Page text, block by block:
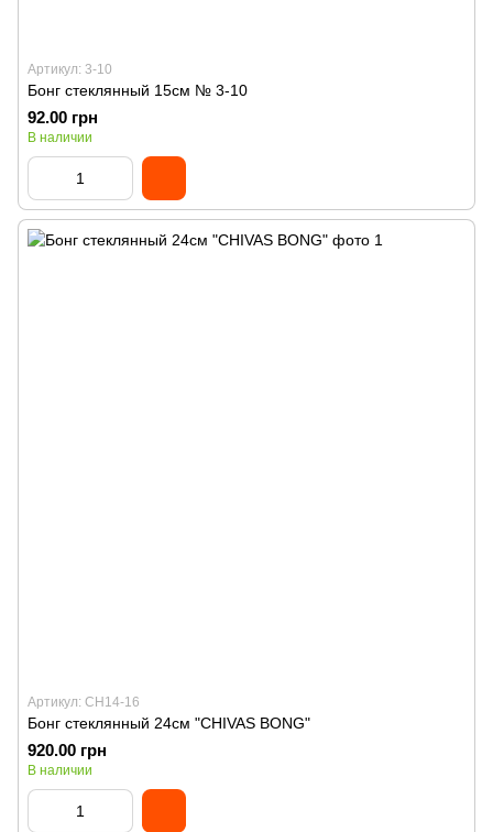
Артикул: 3-10
Бонг стеклянный 15см № 3-10
92.00 грн
В наличии
Артикул: CH14-16
Бонг стеклянный 24см "CHIVAS BONG"
920.00 грн
В наличии